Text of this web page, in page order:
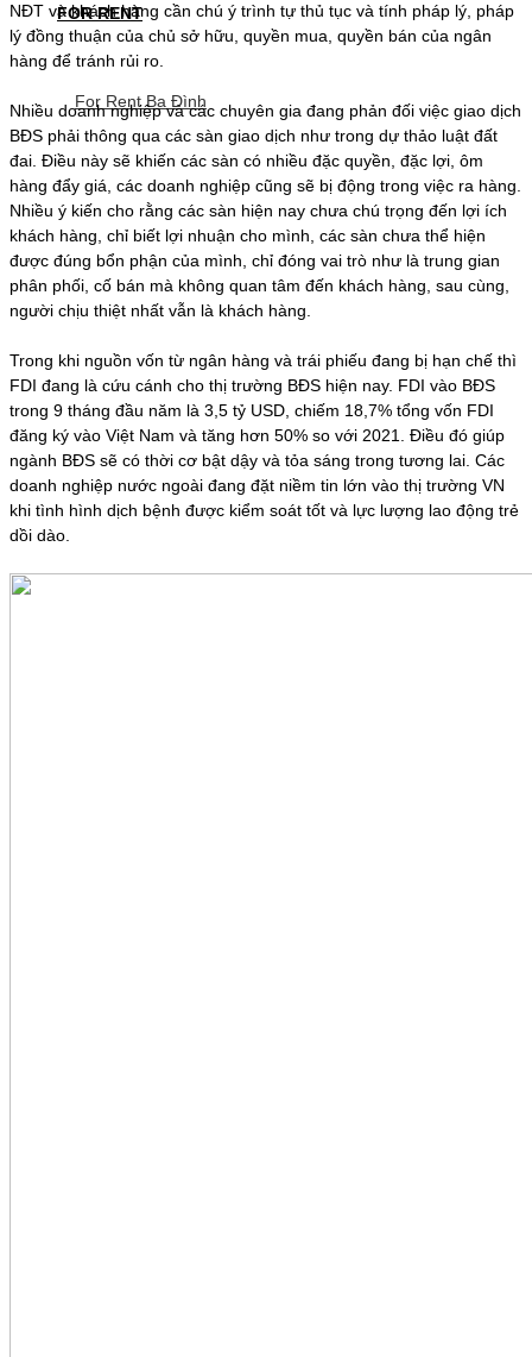
FOR RENT
For Rent Ba Đình
NĐT và khách hàng cần chú ý trình tự thủ tục và tính pháp lý, pháp
lý đồng thuận của chủ sở hữu, quyền mua, quyền bán của ngân
hàng để tránh rủi ro.
Nhiều doanh nghiệp và các chuyên gia đang phản đối việc giao dịch
BĐS phải thông qua các sàn giao dịch như trong dự thảo luật đất
đai. Điều này sẽ khiến các sàn có nhiều đặc quyền, đặc lợi, ôm
hàng đẩy giá, các doanh nghiệp cũng sẽ bị động trong việc ra hàng.
Nhiều ý kiến cho rằng các sàn hiện nay chưa chú trọng đến lợi ích
khách hàng, chỉ biết lợi nhuận cho mình, các sàn chưa thể hiện
được đúng bổn phận của mình, chỉ đóng vai trò như là trung gian
phân phối, cố bán mà không quan tâm đến khách hàng, sau cùng,
người chịu thiệt nhất vẫn là khách hàng.
Trong khi nguồn vốn từ ngân hàng và trái phiếu đang bị hạn chế thì
FDI đang là cứu cánh cho thị trường BĐS hiện nay. FDI vào BĐS
trong 9 tháng đầu năm là 3,5 tỷ USD, chiếm 18,7% tổng vốn FDI
đăng ký vào Việt Nam và tăng hơn 50% so với 2021. Điều đó giúp
ngành BĐS sẽ có thời cơ bật dậy và tỏa sáng trong tương lai. Các
doanh nghiệp nước ngoài đang đặt niềm tin lớn vào thị trường VN
khi tình hình dịch bệnh được kiểm soát tốt và lực lượng lao động trẻ
dồi dào.